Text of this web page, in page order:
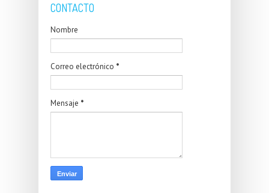
CONTACTO
Nombre
Correo electrónico *
Mensaje *